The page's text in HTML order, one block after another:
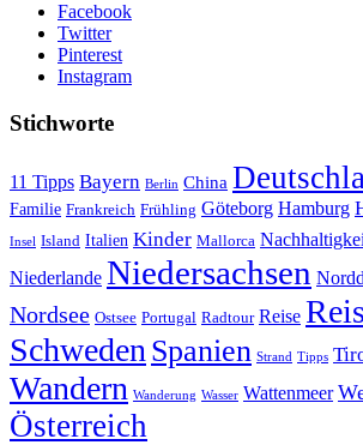
Facebook
Twitter
Pinterest
Instagram
Stichworte
11 Tipps Bayern Berlin China
Familie Frankreich Frühling Göteborg Hamburg
Insel Island Italien Kinder Mallorca
Niederlande Niedersachsen
Nordsee Ostsee Portugal Radtour Reise
Schweden Spanien Strand Tipps
Wandern Wanderung Wasser Wattenmeer
Österreich